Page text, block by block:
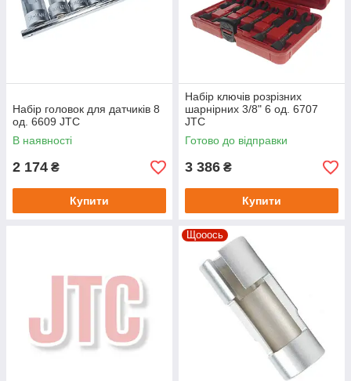
Набір головок для датчиків 8
од. 6609 JTC
В наявності
2 174 ₴
Купити
Набір ключів розрізних
шарнірних 3/8" 6 од. 6707
JTC
Готово до відправки
3 386 ₴
Купити
Щооось